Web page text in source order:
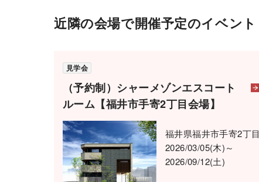
近隣の会場で開催予定のイベント
（予約制）シャーメゾンエスコート
ルーム【福井市手寄2丁目会場】
見学会
福井県福井市手寄2丁目
2026/03/05(木)～
2026/09/12(土)